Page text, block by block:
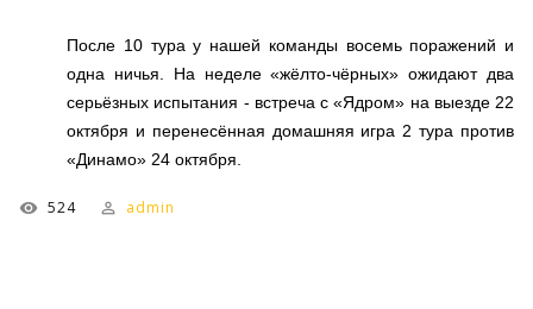
После 10 тура у нашей команды восемь поражений и
одна ничья. На неделе «жёлто-чёрных» ожидают два
серьёзных испытания - встреча с «Ядром» на выезде 22
октября и перенесённая домашняя игра 2 тура против
«Динамо» 24 октября.
524 admin